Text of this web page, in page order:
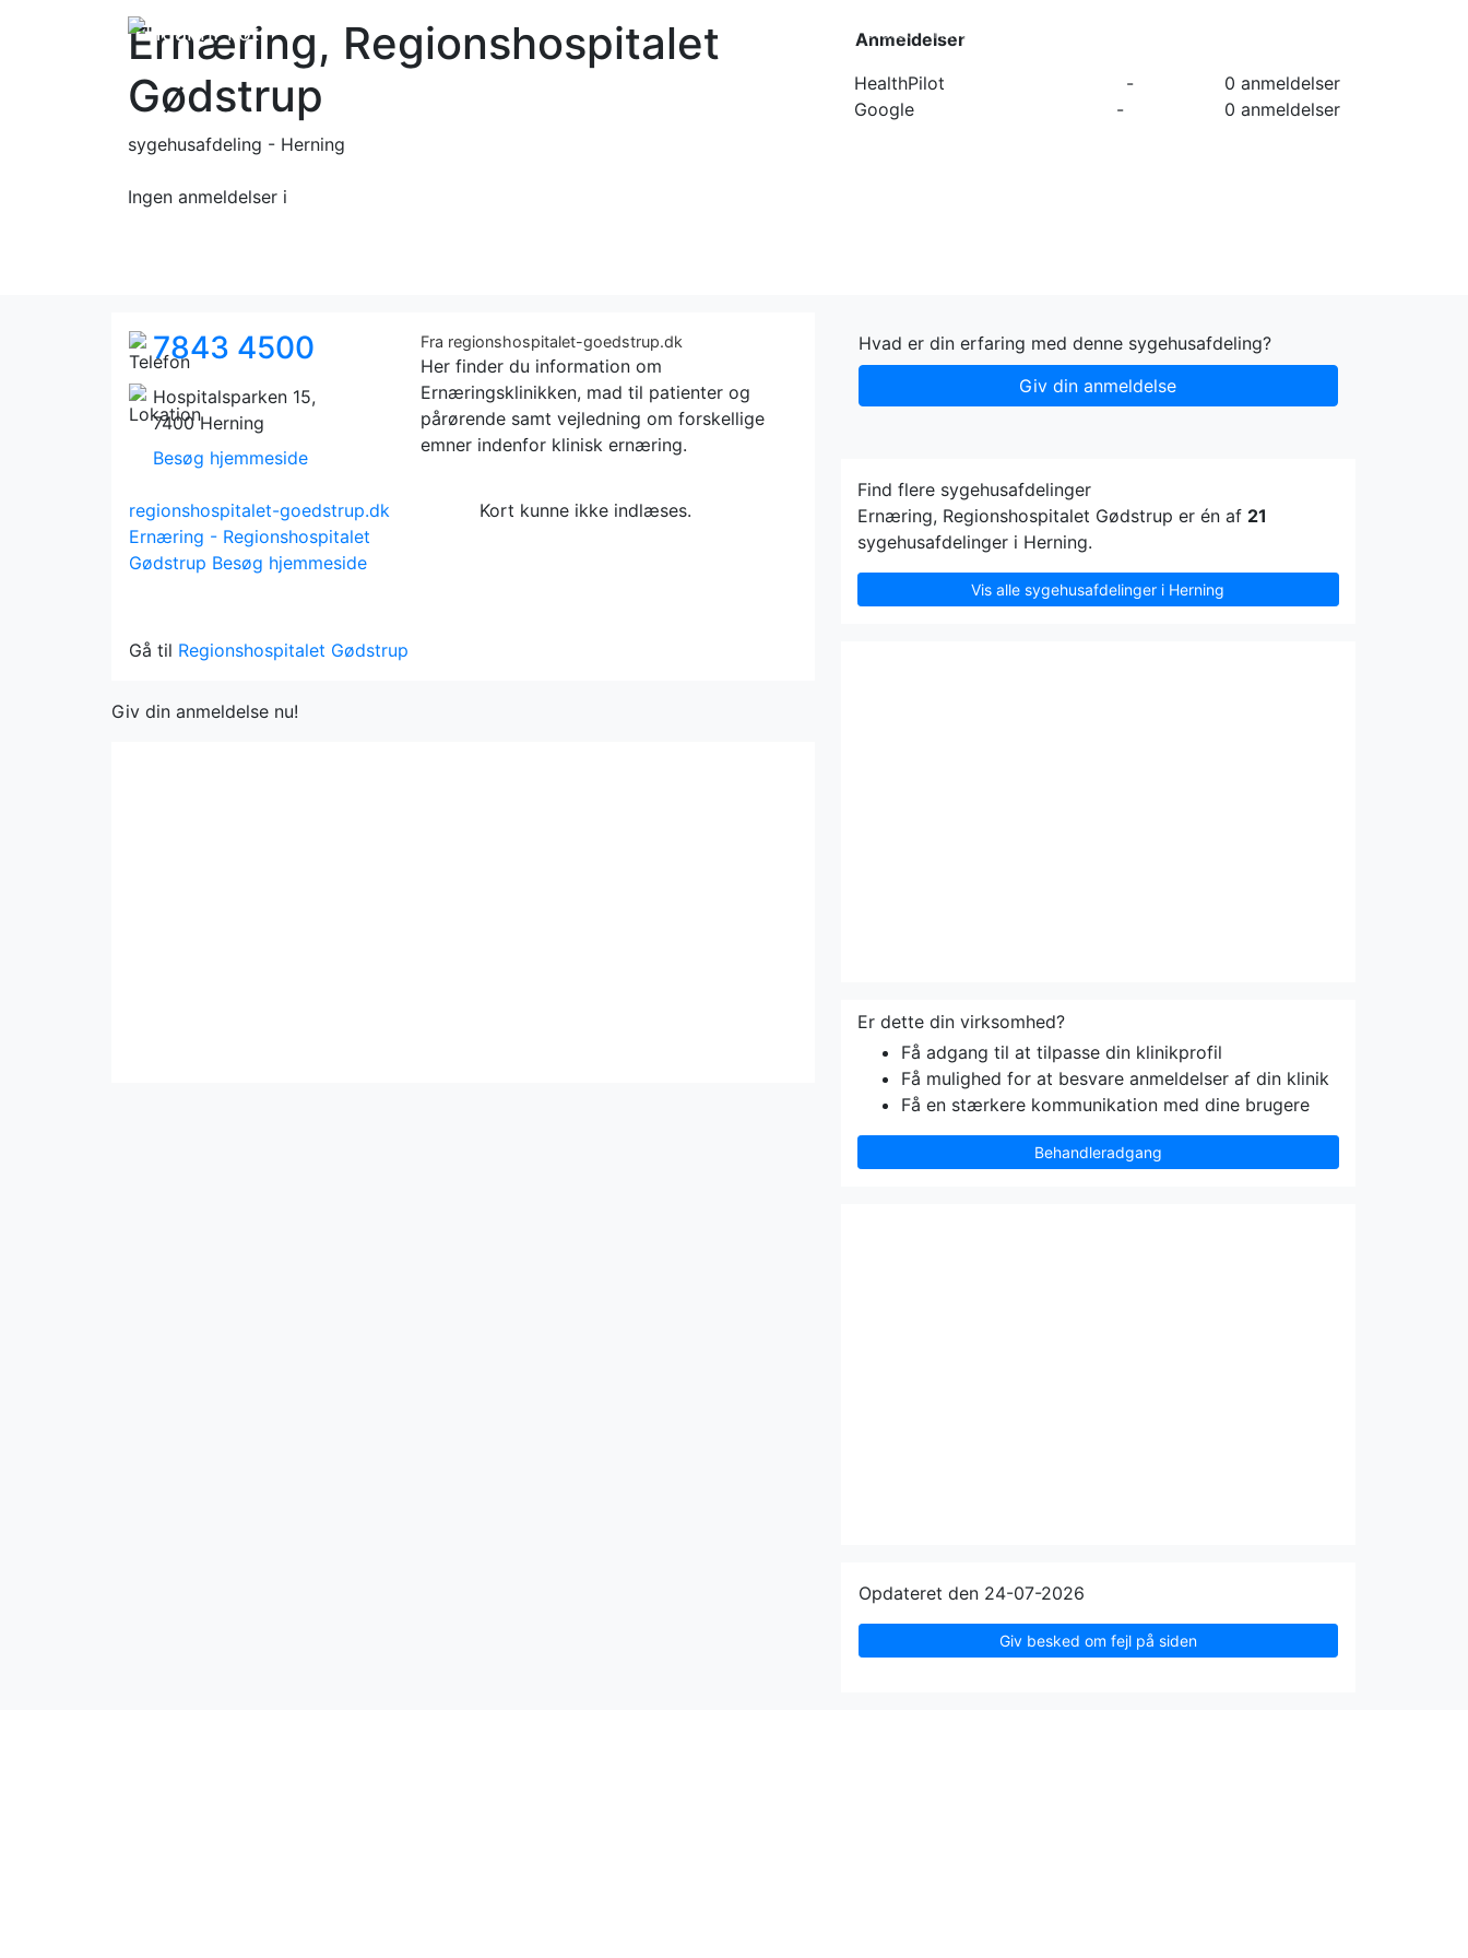
Forside Kategorier
Ernæring, Regionshospitalet
Gødstrup
sygehusafdeling - Herning
Ingen anmeldelser i
Anmeldelser
HealthPilot
-
0 anmeldelser
Google
- 0 anmeldelser
7843 4500
Hospitalsparken 15,
7400 Herning
Besøg hjemmeside
Fra regionshospitalet-goedstrup.dk
Her finder du information om
Ernæringsklinikken, mad til patienter og
pårørende samt vejledning om forskellige
emner indenfor klinisk ernæring.
regionshospitalet-goedstrup.dk
Ernæring - Regionshospitalet
Gødstrup Besøg hjemmeside
Kort kunne ikke indlæses.
Gå til Regionshospitalet Gødstrup
Giv din anmeldelse nu!
Hvad er din erfaring med denne sygehusafdeling?
Giv din anmeldelse
Find flere sygehusafdelinger
Ernæring, Regionshospitalet Gødstrup er én af 21
sygehusafdelinger i Herning.
Vis alle sygehusafdelinger i Herning
Er dette din virksomhed?
Få adgang til at tilpasse din klinikprofil
Få mulighed for at besvare anmeldelser af din klinik
Få en stærkere kommunikation med dine brugere
Behandleradgang
Opdateret den 24-07-2026
Giv besked om fejl på siden